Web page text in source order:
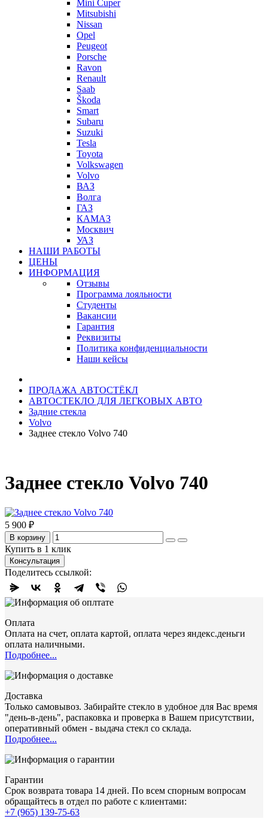
Mini Cuper
Mitsubishi
Nissan
Opel
Peugeot
Porsche
Ravon
Renault
Saab
Škoda
Smart
Subaru
Suzuki
Tesla
Toyota
Volkswagen
Volvo
ВАЗ
Волга
ГАЗ
КАМАЗ
Москвич
УАЗ
НАШИ РАБОТЫ
ЦЕНЫ
ИНФОРМАЦИЯ
Отзывы
Программа лояльности
Студенты
Вакансии
Гарантия
Реквизиты
Политика конфиденциальности
Наши кейсы
ПРОДАЖА АВТОСТЁКЛ
АВТОСТЕКЛО ДЛЯ ЛЕГКОВЫХ АВТО
Задние стекла
Volvo
Заднее стекло Volvo 740
Заднее стекло Volvo 740
5 900 ₽
В корзину
Купить в 1 клик
Консультация
Поделитесь ссылкой:
Оплата
Оплата на счет, оплата картой, оплата через яндекс.деньги
оплата наличными.
Подробнее...
Доставка
Только самовывоз. Забирайте стекло в удобное для Вас время
"день-в-день", распаковка и проверка в Вашем присутствии,
оперативный обмен - выдача стекл со склада.
Подробнее...
Гарантии
Срок возврата товара 14 дней. По всем спорным вопросам
обращайтесь в отдел по работе с клиентами:
+7 (965) 139-75-63